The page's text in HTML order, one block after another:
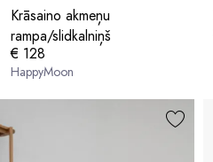
Krāsaino akmeņu
rampa/slidkalniņš
€ 128
HappyMoon